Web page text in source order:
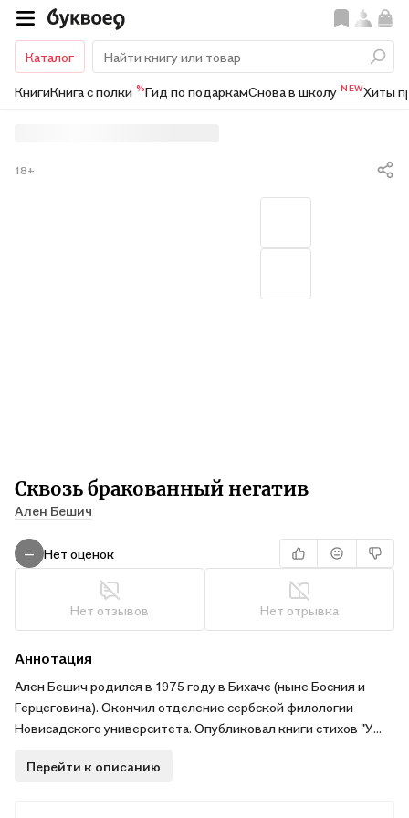
Каталог
КнигиКнига с полки %Гид по подаркамСнова в школу NEWХиты
Сквозь бракованный негатив
Ален Бешич
18+
— Нет оценок
Нет отзывов Нет отрывка
Аннотация
Ален Бешич родился в 1975 году в Бихаче (ныне Босния и
Герцеговина). Окончил отделение сербской филологии
Новисадского университета. Опубликовал книги стихов "У
избранных стихотворений "Хроника ситница", две книги
Перейти к описанию